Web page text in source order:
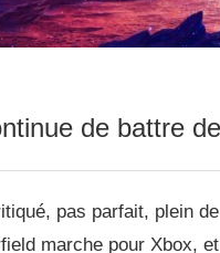
de battre
pas parfait, plein
marche pour Xbox,